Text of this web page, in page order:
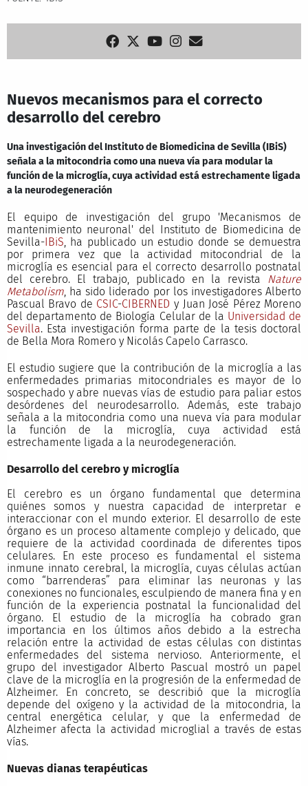
Nuevos mecanismos para el correcto
desarrollo del cerebro
Una investigación del Instituto de Biomedicina de Sevilla (IBiS)
señala a la mitocondria como una nueva vía para modular la
función de la microglía, cuya actividad está estrechamente ligada
a la neurodegeneración
El equipo de investigación del grupo 'Mecanismos de
mantenimiento neuronal' del Instituto de Biomedicina de
Sevilla-IBiS , ha publicado un estudio donde se demuestra
por primera vez que la actividad mitocondrial de la
microglía es esencial para el correcto desarrollo postnatal
del cerebro. El trabajo, publicado en la revista Nature
Metabolism, ha sido liderado por los investigadores Alberto
Pascual Bravo de CSIC-CIBERNEDy Juan José Pérez Moreno
del departamento de Biología Celular de la Universidad de
Sevilla. Esta investigación forma parte de la tesis doctoral
de Bella Mora Romero y Nicolás Capelo Carrasco.
El estudio sugiere que la contribución de la microglía a las
enfermedades primarias mitocondriales es mayor de lo
sospechado y abre nuevas vías de estudio para paliar estos
desórdenes del neurodesarrollo. Además, este trabajo
señala a la mitocondria como una nueva vía para modular
la función de la microglía, cuya actividad está
estrechamente ligada a la neurodegeneración.
Desarrollo del cerebro y microglía
El cerebro es un órgano fundamental que determina
quiénes somos y nuestra capacidad de interpretar e
interaccionar con el mundo exterior. El desarrollo de este
órgano es un proceso altamente complejo y delicado, que
requiere de la actividad coordinada de diferentes tipos
celulares. En este proceso es fundamental el sistema
inmune innato cerebral, la microglía, cuyas células actúan
como “barrenderas” para eliminar las neuronas y las
conexiones no funcionales, esculpiendo de manera fina y en
función de la experiencia postnatal la funcionalidad del
órgano. El estudio de la microglía ha cobrado gran
importancia en los últimos años debido a la estrecha
relación entre la actividad de estas células con distintas
enfermedades del sistema nervioso. Anteriormente, el
grupo del investigador Alberto Pascual mostró un papel
clave de la microglía en la progresión de la enfermedad de
Alzheimer. En concreto, se describió que la microglía
depende del oxígeno y la actividad de la mitocondria, la
central energética celular, y que la enfermedad de
Alzheimer afecta la actividad microglial a través de estas
vías.
Nuevas dianas terapéuticas